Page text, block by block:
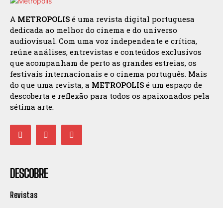
A METROPOLIS é uma revista digital portuguesa
dedicada ao melhor do cinema e do universo
audiovisual. Com uma voz independente e crítica,
reúne análises, entrevistas e conteúdos exclusivos
que acompanham de perto as grandes estreias, os
festivais internacionais e o cinema português. Mais
do que uma revista, a METROPOLIS é um espaço de
descoberta e reflexão para todos os apaixonados pela
sétima arte.
DESCOBRE
Revistas